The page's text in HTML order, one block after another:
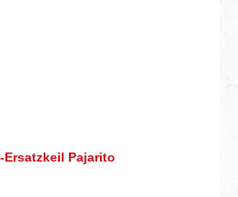
Ersatzkeil Pajarito